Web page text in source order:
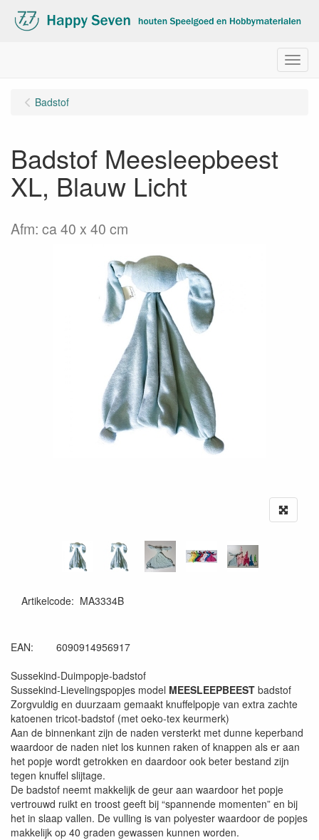
Menu
Badstof
Badstof Meesleepbeest
XL, Blauw Licht
Afm: ca 40 x 40 cm
Artikelcode: MA3334B
EAN: 6090914956917
Sussekind-Duimpopje-badstof
Sussekind-Lievelingspopjes model MEESLEEPBEEST badstof
Zorgvuldig en duurzaam gemaakt knuffelpopje van extra zachte
katoenen tricot-badstof (met oeko-tex keurmerk)
Aan de binnenkant zijn de naden versterkt met dunne keperband
waardoor de naden niet los kunnen raken of knappen als er aan
het popje wordt getrokken en daardoor ook beter bestand zijn
tegen knuffel slijtage.
De badstof neemt makkelijk de geur aan waardoor het popje
vertrouwd ruikt en troost geeft bij “spannende momenten” en bij
het in slaap vallen. De vulling is van polyester waardoor de popjes
makkelijk op 40 graden gewassen kunnen worden.